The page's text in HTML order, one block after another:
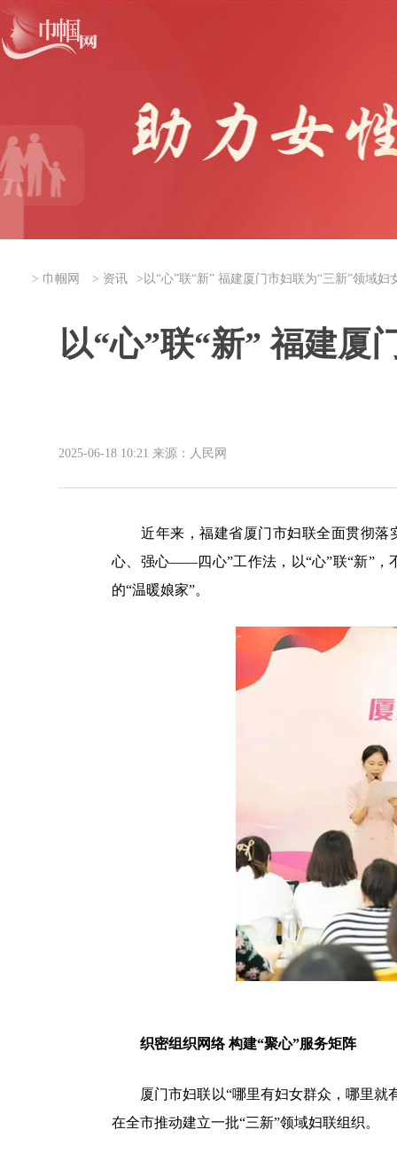
> 巾帼网 > 资讯 > 以“心”联“新” 福建厦门市妇联为“三新”领域妇
以“心”联“新” 福建厦
2025-06-18 10:21 来源：人民网
近年来，福建省厦门市妇联全面贯彻落
心、强心——四心”工作法，以“心”联“新”，
的“温暖娘家”。
织密组织网络 构建“聚心”服务矩阵
厦门市妇联以“哪里有妇女群众，哪里就
在全市推动建立一批“三新”领域妇联组织。